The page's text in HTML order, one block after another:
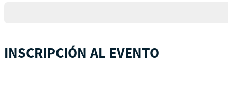
INSCRIPCIÓN AL EVENTO